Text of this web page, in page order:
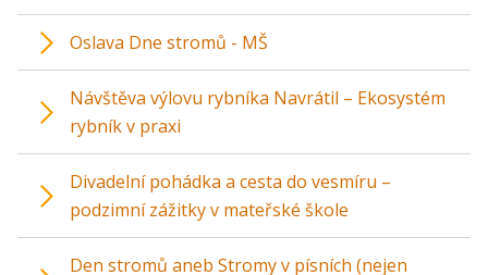
Oslava Dne stromů - MŠ
Návštěva výlovu rybníka Navrátil – Ekosystém
rybník v praxi
Divadelní pohádka a cesta do vesmíru –
podzimní zážitky v mateřské škole
Den stromů aneb Stromy v písních (nejen